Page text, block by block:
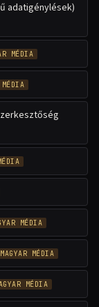
adatigénylések)
MÉDIA
MÉDIA
MÉDIA
MAGYAR MÉDIA
MÉDIA